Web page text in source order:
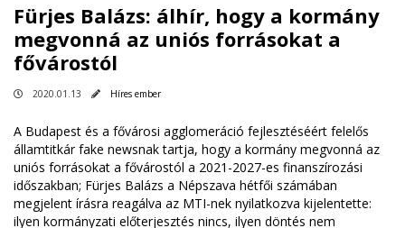
Fürjes Balázs: álhír, hogy a kormány
megvonná az uniós forrásokat a
fővárostól
2020.01.13 Híres ember
A Budapest és a fővárosi agglomeráció fejlesztéséért felelős
államtitkár fake newsnak tartja, hogy a kormány megvonná az
uniós forrásokat a fővárostól a 2021-2027-es finanszírozási
időszakban; Fürjes Balázs a Népszava hétfői számában
megjelent írásra reagálva az MTI-nek nyilatkozva kijelentette:
ilyen kormányzati előterjesztés nincs, ilyen döntés nem